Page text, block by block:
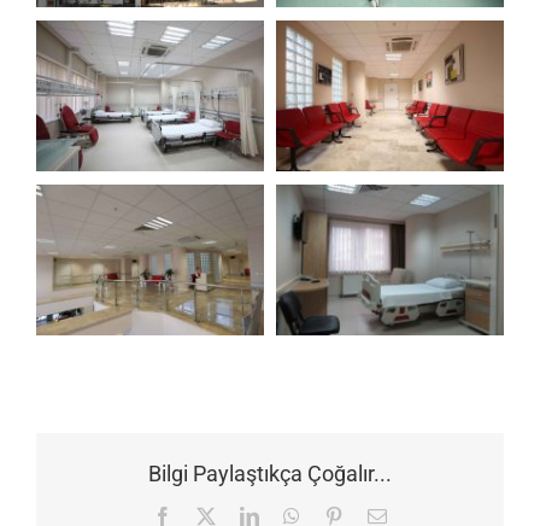
Bilgi Paylaştıkça Çoğalır...
Facebook LinkedInWhatsApp
Pinterest
E-